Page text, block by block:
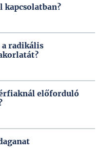
kapcsolatban?
a radikális
előforduló